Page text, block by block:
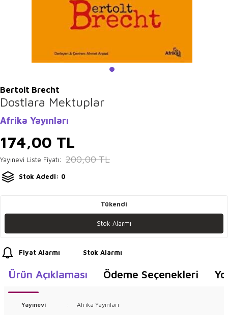
Bertolt Brecht
Dostlara Mektuplar
Afrika Yayınları
174,00 TL
Yayınevi Liste Fiyatı: 200,00TL
Stok Adedi: 0
Tükendi
Stok Alarmı
Fiyat Alarmı Stok Alarmı
Ürün Açıklaması Ödeme Seçenekleri
Yayınevi : Afrika Yayınları